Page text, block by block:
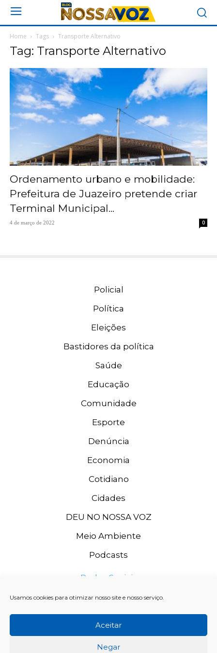
Usamos cookies para otimizar nosso site e nosso serviço.
Aceitar
Negar
Home Tags Transporte Alternativo
Tag: Transporte Alternativo
Ordenamento urbano e mobilidade:
Prefeitura de Juazeiro pretende criar
Terminal Municipal...
4 de março de 2022 0
Policial
Política
Eleições
Bastidores da política
Saúde
Educação
Comunidade
Esporte
Denúncia
Economia
Cotidiano
Cidades
DEU NO NOSSA VOZ
Meio Ambiente
Podcasts
Redes Sociais